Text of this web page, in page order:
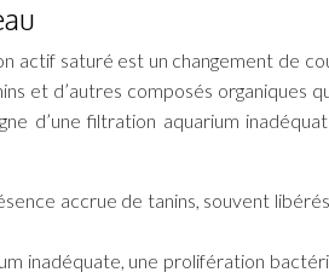
actif saturé est un changement de
et d’autres composés organiques
d’une filtration aquarium
accrue de tanins, souvent
inadéquate, une prolifération